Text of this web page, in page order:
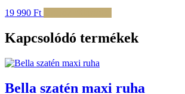
a
19 990 Ft
terméknek
több
változatok
Kapcsolódó termékek
Bella szatén maxi ruha